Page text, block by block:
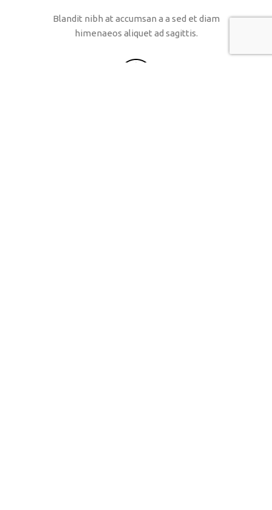
Blandit nibh at accumsan a a sed et diam
himenaeos aliquet ad sagittis.